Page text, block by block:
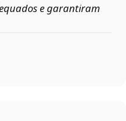
e garantiram